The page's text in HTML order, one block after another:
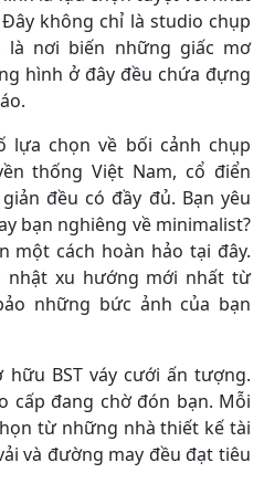
không chỉ là studio chụp
là nơi biến những giấc mơ
hình ở đây đều chứa đựng
lựa chọn về bối cảnh chụp
thống Việt Nam, cổ điển
đều có đầy đủ. Bạn yêu
bạn nghiêng về minimalist?
một cách hoàn hảo tại đây.
nhật xu hướng mới nhất từ
những bức ảnh của bạn
hữu BST váy cưới ấn tượng.
cấp đang chờ đón bạn. Mỗi
từ những nhà thiết kế tài
và đường may đều đạt tiêu